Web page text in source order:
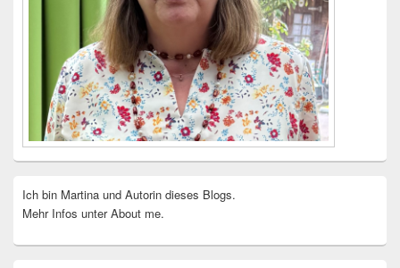
Ich bin Martina und Autorin dieses Blogs.
Mehr Infos unter About me.